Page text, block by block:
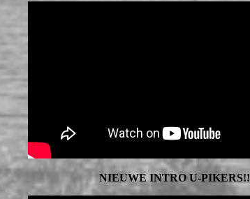
NIEUWE INTRO U-PIKERS!!